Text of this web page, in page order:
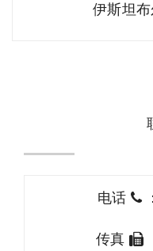
伊斯坦
电话
传真